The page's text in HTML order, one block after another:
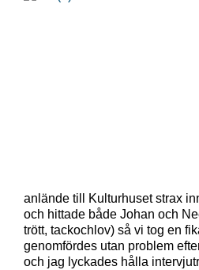
anlände till Kulturhuset strax
och hittade både Johan och
trött, tackochlov) så vi tog en
genomfördes utan problem
och jag lyckades hålla